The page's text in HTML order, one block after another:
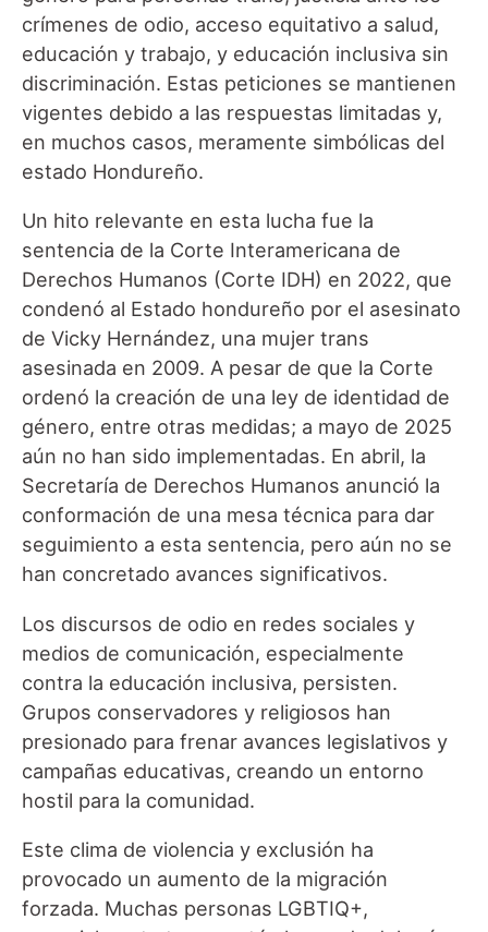
crímenes de odio, acceso equitativo a salud,
educación y trabajo, y educación inclusiva sin
discriminación. Estas peticiones se mantienen
vigentes debido a las respuestas limitadas y,
en muchos casos, meramente simbólicas del
estado Hondureño.
Un hito relevante en esta lucha fue la
sentencia de la Corte Interamericana de
Derechos Humanos (Corte IDH) en 2022, que
condenó al Estado hondureño por el asesinato
de Vicky Hernández, una mujer trans
asesinada en 2009. A pesar de que la Corte
ordenó la creación de una ley de identidad de
género, entre otras medidas; a mayo de 2025
aún no han sido implementadas. En abril, la
Secretaría de Derechos Humanos anunció la
conformación de una mesa técnica para dar
seguimiento a esta sentencia, pero aún no se
han concretado avances significativos.
Los discursos de odio en redes sociales y
medios de comunicación, especialmente
contra la educación inclusiva, persisten.
Grupos conservadores y religiosos han
presionado para frenar avances legislativos y
campañas educativas, creando un entorno
hostil para la comunidad.
Este clima de violencia y exclusión ha
provocado un aumento de la migración
forzada. Muchas personas LGBTIQ+,